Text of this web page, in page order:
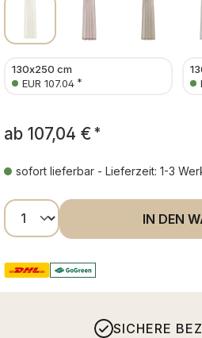
130x250 cm
EUR 107.04 *
ab 107,04 € *
sofort lieferbar - Lieferzeit: 1-3
Produkt Anzahl: Gib
IN DEN
SICHERE